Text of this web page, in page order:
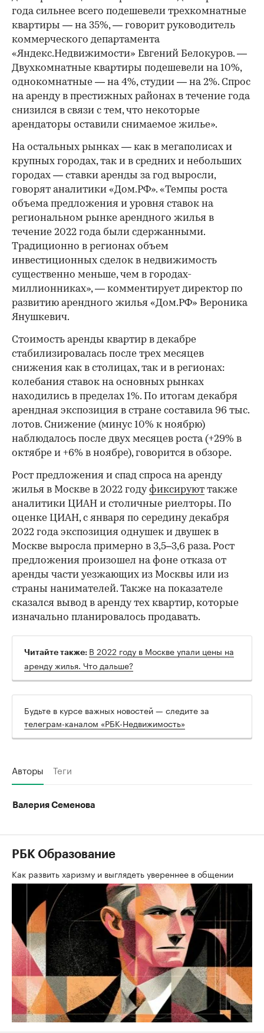
года сильнее всего подешевели трехкомнатные
квартиры — на 35%, — говорит руководитель
коммерческого департамента
«Яндекс.Недвижимости» Евгений Белокуров. —
Двухкомнатные квартиры подешевели на 10%,
однокомнатные — на 4%, студии — на 2%. Спрос
на аренду в престижных районах в течение года
снизился в связи с тем, что некоторые
арендаторы оставили снимаемое жилье».
На остальных рынках — как в мегаполисах и
крупных городах, так и в средних и небольших
городах — ставки аренды за год выросли,
говорят аналитики «Дом.РФ». «Темпы роста
объема предложения и уровня ставок на
региональном рынке арендного жилья в
течение 2022 года были сдержанными.
Традиционно в регионах объем
инвестиционных сделок в недвижимость
существенно меньше, чем в городах-
миллионниках», — комментирует директор по
развитию арендного жилья «Дом.РФ» Вероника
Янушкевич.
Стоимость аренды квартир в декабре
стабилизировалась после трех месяцев
снижения как в столицах, так и в регионах:
колебания ставок на основных рынках
находились в пределах 1%. По итогам декабря
арендная экспозиция в стране составила 96 тыс.
лотов. Снижение (минус 10% к ноябрю)
наблюдалось после двух месяцев роста (+29% в
октябре и +6% в ноябре), говорится в обзоре.
Рост предложения и спад спроса на аренду
жилья в Москве в 2022 годуфиксируют также
аналитики ЦИАН и столичные риелторы. По
оценке ЦИАН, с января по середину декабря
2022 года экспозиция однушек и двушек в
Москве выросла примерно в 3,5–3,6 раза. Рост
предложения произошел на фоне отказа от
аренды части уезжающих из Москвы или из
страны нанимателей. Также на показателе
сказался вывод в аренду тех квартир, которые
изначально планировалось продавать.
Читайте также: В 2022 году в Москве упали цены на
аренду жилья. Что дальше?
Будьте в курсе важных новостей — следите за
телеграм-каналом «РБК-Недвижимость»
Авторы Теги
Валерия Семенова
РБК Образование
Как развить харизму и выглядеть увереннее в общении